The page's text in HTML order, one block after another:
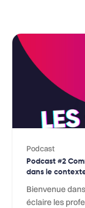
Podcast
Podcast #2
dans le
Bienvenue
éclaire les